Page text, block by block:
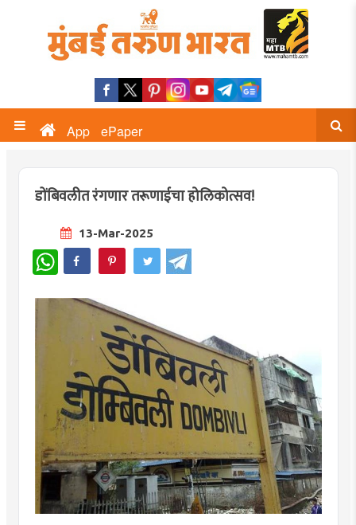
App ePaper
डोंबिवलीत रंगणार तरूणाईचा होलिकोत्सव!
13-Mar-2025
WhatsApp